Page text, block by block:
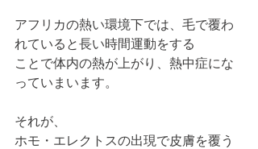
アフリカの熱い環境下では、毛で覆わ
れていると長い時間運動をする
ことで体内の熱が上がり、熱中症にな
っていまいます。
それが、
ホモ・エレクトスの出現で皮膚を覆う